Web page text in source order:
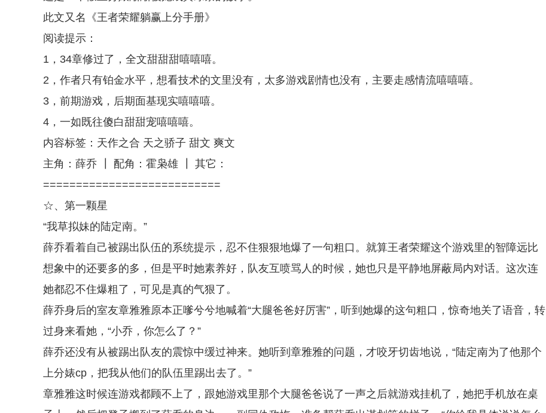
此文又名《王者荣耀躺赢上分手册》
阅读提示：
1，34章修过了，全文甜甜甜嘻嘻嘻。
2，作者只有铂金水平，想看技术的文里没有，太多游戏剧情也没有，主要走感情流嘻嘻嘻。
3，前期游戏，后期面基现实嘻嘻嘻。
4，一如既往傻白甜甜宠嘻嘻嘻。
内容标签：天作之合 天之骄子 甜文 爽文
主角：薛乔 ┃ 配角：霍枭雄 ┃ 其它：
===========================
☆、第一颗星
“我草拟妹的陆定南。”
薛乔看着自己被踢出队伍的系统提示，忍不住狠狠地爆了一句粗口。就算王者荣耀这个游戏里的智障远比
想象中的还要多的多，但是平时她素养好，队友互喷骂人的时候，她也只是平静地屏蔽局内对话。这次连
她都忍不住爆粗了，可见是真的气狠了。
薛乔身后的室友章雅雅原本正嗲兮兮地喊着“大腿爸爸好厉害”，听到她爆的这句粗口，惊奇地关了语音，转
过身来看她，“小乔，你怎么了？”
薛乔还没有从被踢出队友的震惊中缓过神来。她听到章雅雅的问题，才咬牙切齿地说，“陆定南为了他那个
上分婊cp，把我从他们的队伍里踢出去了。”
章雅雅这时候连游戏都顾不上了，跟她游戏里那个大腿爸爸说了一声之后就游戏挂机了，她把手机放在桌